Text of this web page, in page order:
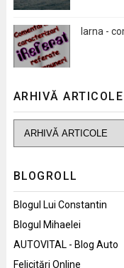
Iarna -
ARHIVĂ ARTICOLE
BLOGROLL
Blogul Lui Constantin
Blogul Mihaelei
AUTOVITAL - Blog Auto
Felicitări Online